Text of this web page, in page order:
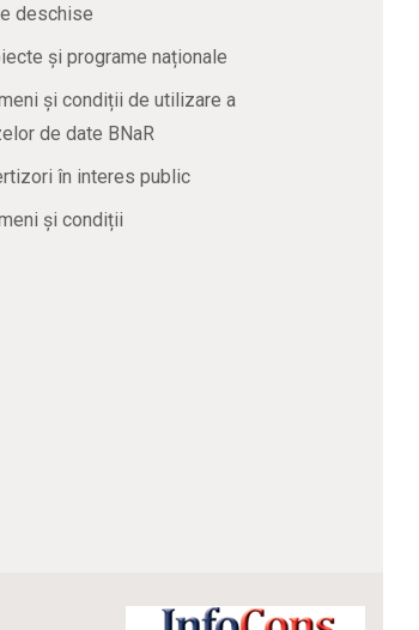
deschise
și programe naționale
și condiții de utilizare a
de date BNaR
în interes public
și condiții